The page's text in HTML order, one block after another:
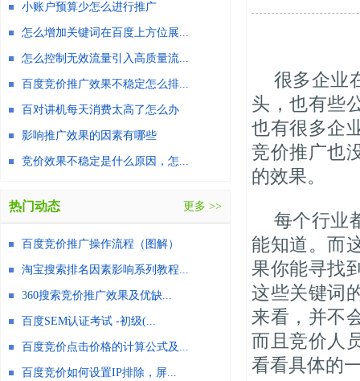
很多企业
头，也有些
也有很多企
竞价推广也
的效果。
每个行业
能知道。而
果你能寻找
这些关键词
来看，并不
而且竞价人
看看具体的
小账户预算少怎么进行推广
怎么增加关键词在百度上方位展...
怎么控制无效流量引入高质量流...
百度竞价推广效果不稳定怎么排...
百对讲机每天消费太高了怎么办
影响推广效果的因素有哪些
竞价效果不稳定是什么原因，怎...
热门动态 更多 >>
百度竞价推广操作流程（图解）
淘宝搜索排名因素影响系列教程...
360搜索竞价推广效果及优缺...
百度SEM认证考试 -初级(...
百度竞价点击价格的计算公式及...
百度竞价如何设置IP排除，屏...